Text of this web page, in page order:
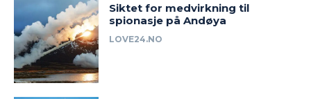
Siktet for medvirkning til
spionasje på Andøya
LOVE24.NO